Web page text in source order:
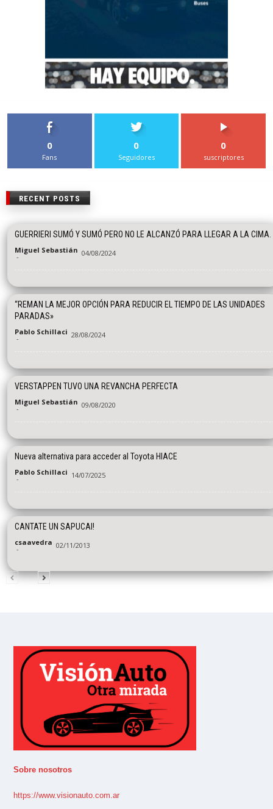
0
Fans
0
Seguidores
0
suscriptores
RECENT POSTS
GUERRIERI SUMÓ Y SUMÓ PERO NO LE ALCANZÓ PARA LLEGAR A LA CIMA.
Miguel Sebastián
- 04/08/2024
“REMAN LA MEJOR OPCIÓN PARA REDUCIR EL TIEMPO DE LAS UNIDADES
PARADAS»
Pablo Schillaci
- 28/08/2024
VERSTAPPEN TUVO UNA REVANCHA PERFECTA
Miguel Sebastián
- 09/08/2020
Nueva alternativa para acceder al Toyota HIACE
Pablo Schillaci
- 14/07/2025
CANTATE UN SAPUCAI!
csaavedra
- 02/11/2013
Sobre nosotros
https://www.visionauto.com.ar